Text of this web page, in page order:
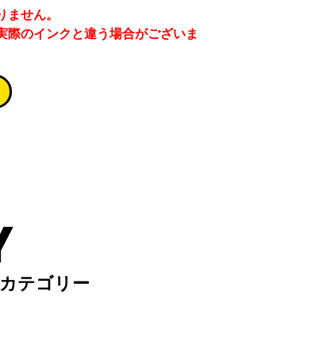
せん。
のインクと違う場合がございま
テゴリー